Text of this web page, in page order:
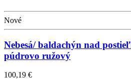
Nové
Nebesá/ baldachýn nad
púdrovo ružový
100,19 €